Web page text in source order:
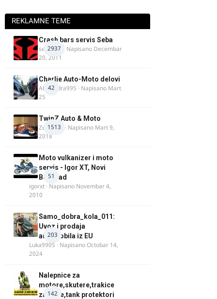
REKLAMNE TEME
2937
Crash bars servis Seba
seba011 · Napisano Decembar
20, 2011
42
Charlie Auto-Moto delovi
Alexandra995 · Napisano Mart
25
1513
TwinZ Auto & Moto
Zeljkamp · Napisano Mart 9,
2018
51
Moto vulkanizer i moto
servis - Igor XT, Novi
Beograd
igorxt · Napisano Novembar 4,
2010
203
Samo_dobra_kola_011:
Uvoz i prodaja
automobila iz EU
Luka9905 · NapisanoOctobar 14,
2024
142
Nalepnice za
motore,skutere,trakice
za felne,tank protektori